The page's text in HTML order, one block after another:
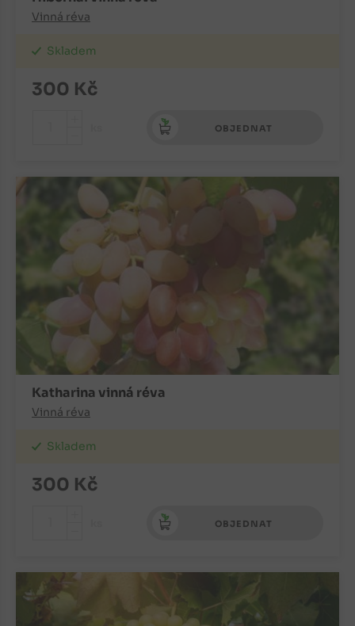
Vinná réva
Skladem
300 Kč
OBJEDNAT
Katharina vinná réva
Vinná réva
Skladem
300 Kč
OBJEDNAT